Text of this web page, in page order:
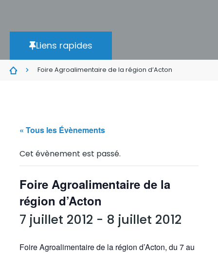
Liens rapides
Foire Agroalimentaire de la région d’Acton
« Tous les Évènements
Cet évènement est passé.
Foire Agroalimentaire de la
région d’Acton
7 juillet 2012 - 8 juillet 2012
Foire Agroalimentaire de la région d’Acton, du 7 au